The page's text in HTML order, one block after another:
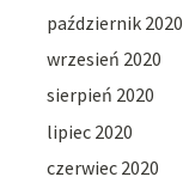
październik 2020
wrzesień 2020
sierpień 2020
lipiec 2020
czerwiec 2020